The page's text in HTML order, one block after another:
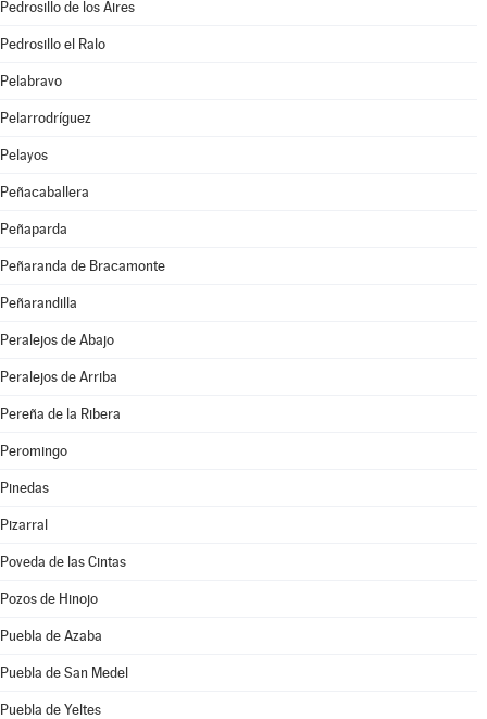
Pedrosillo de los Aires
Pedrosillo el Ralo
Pelabravo
Pelarrodríguez
Pelayos
Peñacaballera
Peñaparda
Peñaranda de Bracamonte
Peñarandilla
Peralejos de Abajo
Peralejos de Arriba
Pereña de la Ribera
Peromingo
Pinedas
Pizarral
Poveda de las Cintas
Pozos de Hinojo
Puebla de Azaba
Puebla de San Medel
Puebla de Yeltes